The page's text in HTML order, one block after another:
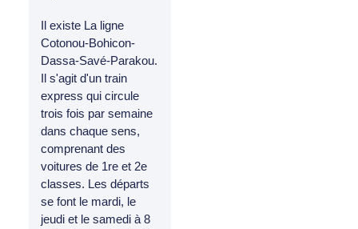
Il existe La ligne
Cotonou-Bohicon-
Dassa-Savé-Parakou.
Il s'agit d'un train
express qui circule
trois fois par semaine
dans chaque sens,
comprenant des
voitures de 1re et 2e
classes. Les départs
se font le mardi, le
jeudi et le samedi à 8